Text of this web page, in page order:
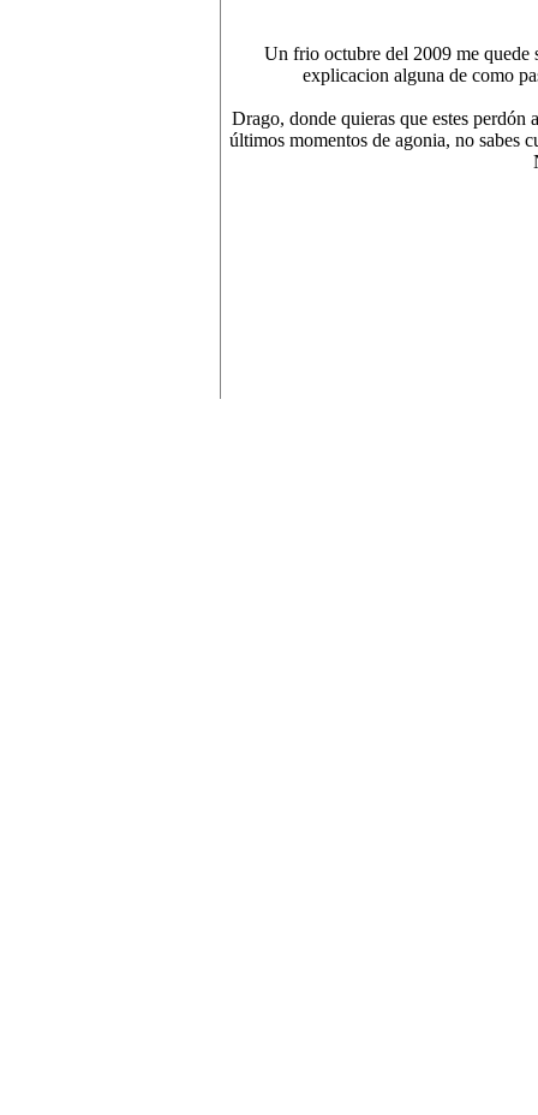
Un frio octubre del 2009 me quede
explicacion alguna de como
Drago, donde quieras que estes
últimos momentos de agonia, no